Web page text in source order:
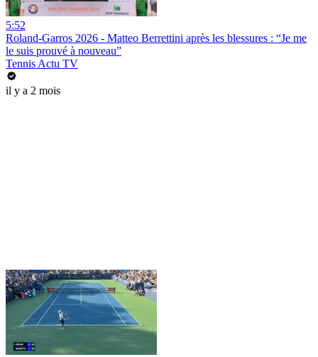
5:52
Roland-Garros 2026 - Matteo Berrettini après les blessures : “Je me
le suis prouvé à nouveau”
Tennis Actu TV
il y a 2 mois